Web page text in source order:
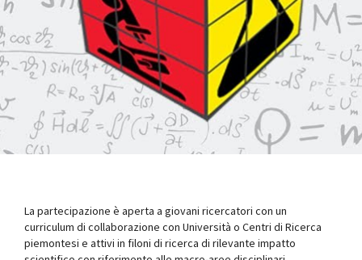
La partecipazione è aperta a giovani ricercatori con un
curriculum di collaborazione con Università o Centri di Ricerca
piemontesi e attivi in filoni di ricerca di rilevante impatto